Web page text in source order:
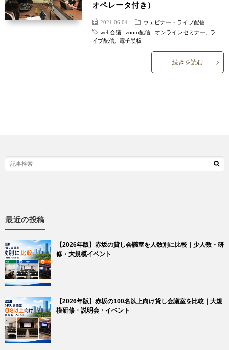
オペレータ付き）
2021.06.04
ウェビナー・ライブ配信
web会議, zoom配信, オンラインセミナー
ラ
イブ配信, 電子黒板
続きを読む
最近の投稿
【2026年版】赤坂の貸し会議室を人数別に比較｜少人数・研
修・大規模イベント
【2026年版】赤坂の100名以上向け貸し会議室を比較｜大規
模研修・説明会・イベント